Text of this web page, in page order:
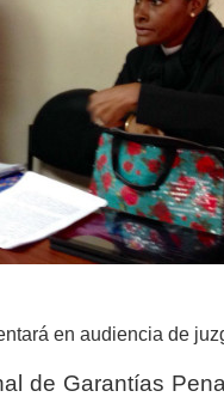
en audiencia de
de Garantías